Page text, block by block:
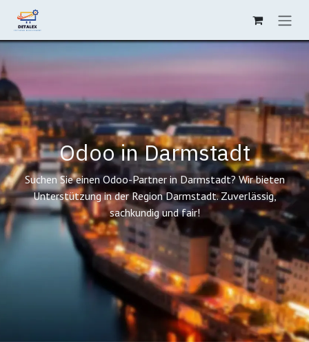
Zum Inhalt springen
Odoo in Darmstadt
Suchen Sie einen Odoo-Partner in Darmstadt? Wir bieten
Unterstützung in der Region Darmstadt. Zuverlässig,
sachkundig und fair!